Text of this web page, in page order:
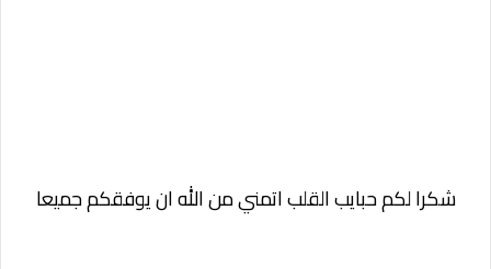
شكرا لكم حبايب القلب اتمني من الله ان يوفقكم جميعا